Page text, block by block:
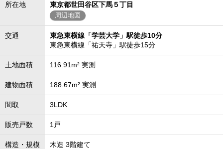
所在地 東京都世田谷区下馬５丁目
周辺地図
交通
東急東横線「学芸大学」駅徒歩10分
東急東横線「祐天寺」駅徒歩15分
土地面積 116.91m² 実測
建物面積 188.67m² 実測
間取 3LDK
販売戸数 1戸
構造・規模 木造 3階建て